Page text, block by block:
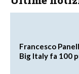
Francesco
Big Italy fa 100